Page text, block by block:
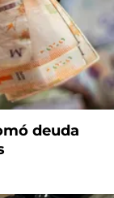
deuda